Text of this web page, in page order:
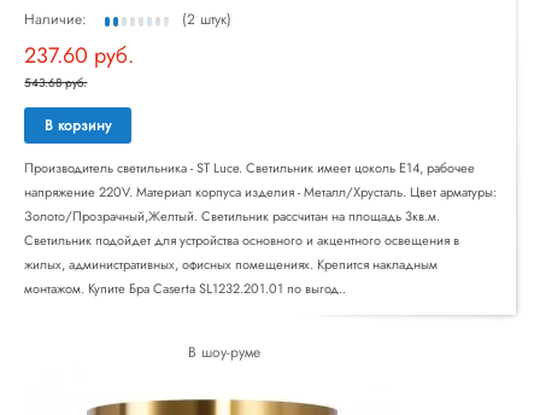
Наличие: (2 штук)
237.60 руб.
543.68 руб.
В корзину
Производитель светильника - ST Luce. Светильник имеет цоколь E14, рабочее
напряжение 220V. Материал корпуса изделия - Металл/Хрусталь. Цвет арматуры:
Золото/Прозрачный,Желтый. Светильник рассчитан на площадь 3кв.м.
Светильник подойдет для устройства основного и акцентного освещения в
жилых, административных, офисных помещениях. Крепится накладным
монтажом. Купите Бра Caserta SL1232.201.01 по выгод..
В шоу-руме